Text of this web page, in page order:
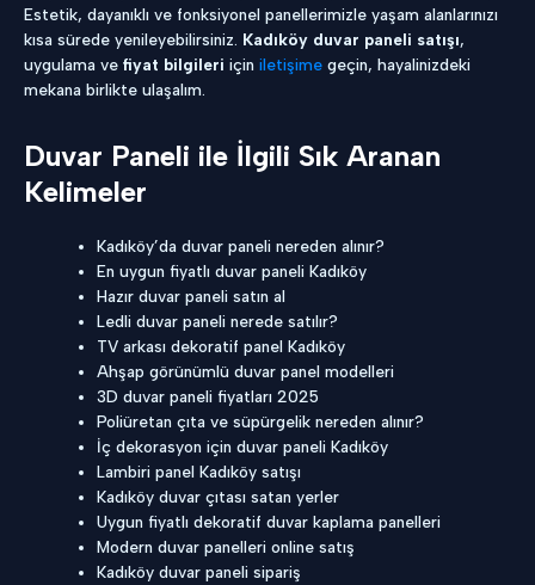
Estetik, dayanıklı ve fonksiyonel panellerimizle yaşam alanlarınızı
kısa sürede yenileyebilirsiniz. Kadıköy duvar paneli satışı,
uygulama ve fiyat bilgileri için iletişime geçin, hayalinizdeki
mekana birlikte ulaşalım.
Duvar Paneli ile İlgili Sık Aranan
Kelimeler
Kadıköy’da duvar paneli nereden alınır?
En uygun fiyatlı duvar paneli Kadıköy
Hazır duvar paneli satın al
Ledli duvar paneli nerede satılır?
TV arkası dekoratif panel Kadıköy
Ahşap görünümlü duvar panel modelleri
3D duvar paneli fiyatları 2025
Poliüretan çıta ve süpürgelik nereden alınır?
İç dekorasyon için duvar paneli Kadıköy
Lambiri panel Kadıköy satışı
Kadıköy duvar çıtası satan yerler
Uygun fiyatlı dekoratif duvar kaplama panelleri
Modern duvar panelleri online satış
Kadıköy duvar paneli sipariş